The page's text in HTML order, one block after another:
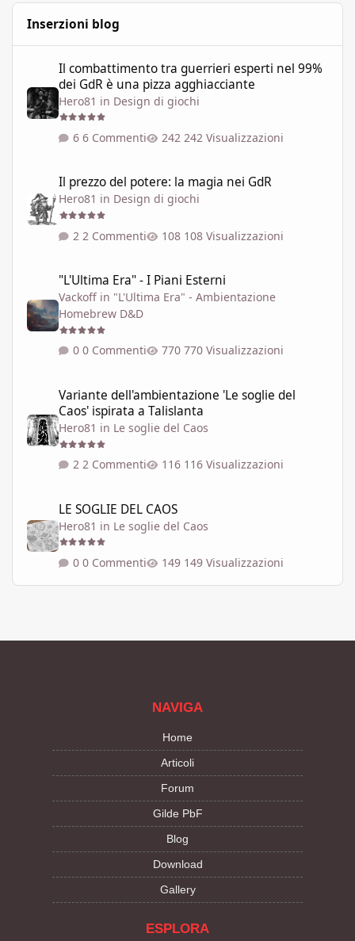
Inserzioni blog
Il combattimento tra guerrieri esperti nel 99%
dei GdR è una pizza agghiacciante
Hero81 in Design di giochi
6 Commenti 242 Visualizzazioni
Il prezzo del potere: la magia nei GdR
Hero81 in Design di giochi
2 Commenti 108 Visualizzazioni
"L'Ultima Era" - I Piani Esterni
Vackoff in "L'Ultima Era" - Ambientazione
Homebrew D&D
0 Commenti 770 Visualizzazioni
Variante dell'ambientazione 'Le soglie del
Caos' ispirata a Talislanta
Hero81 in Le soglie del Caos
2 Commenti 116 Visualizzazioni
LE SOGLIE DEL CAOS
Hero81 in Le soglie del Caos
0 Commenti 149 Visualizzazioni
NAVIGA
Home
Articoli
Forum
Gilde PbF
Blog
Download
Gallery
ESPLORA